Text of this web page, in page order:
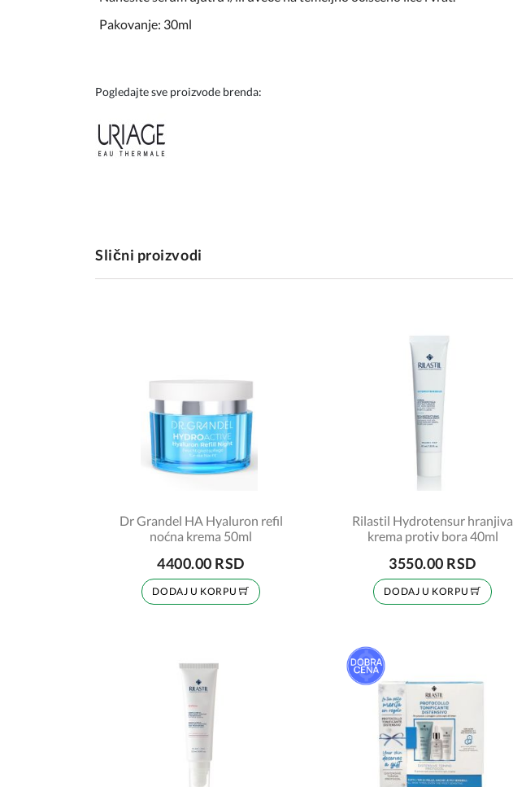
Pakovanje: 30ml
Pogledajte sve proizvode brenda:
Slični proizvodi
Dr Grandel HA Hyaluron refil
noćna krema 50ml
4400.00 RSD
DODAJ U KORPU
Rilastil Hydrotensur hranjiva
krema protiv bora 40ml
3550.00 RSD
DODAJ U KORPU